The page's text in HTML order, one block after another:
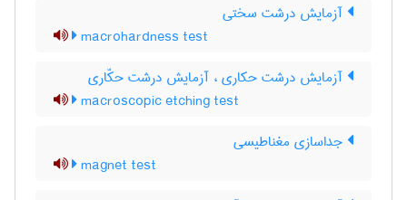
آزمایش درشت سختی
macrohardness test
آزمایش درشت حکاری ، آزمایش درشت حکّاری
macroscopic etching test
جداسازی مغناطیسی
magnet test